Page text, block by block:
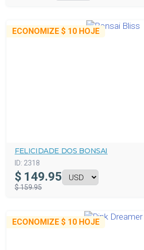
ECONOMIZE $ 10 HOJE
FELICIDADE DOS BONSAI
ID: 2318
$ 149.95
$ 159.95
ECONOMIZE $ 10 HOJE